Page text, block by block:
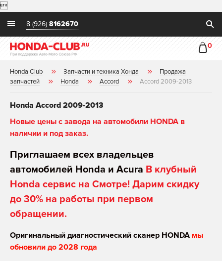

8 (926) 8162670
0
Honda Club Запчасти и техника Хонда
Продажа
запчастей
Honda Accord Accord 2009-2013
Honda Accord 2009-2013
Новые цены с завода на автомобили HONDA в
наличии и под заказ.
Приглашаем всех владельцев
автомобилей Honda и Acura В клубный
Honda сервис на Смотре! Дарим скидку
до 30% на работы при первом
обращении.
Оригинальный диагностический сканер HONDA мы
обновили до 2028 года